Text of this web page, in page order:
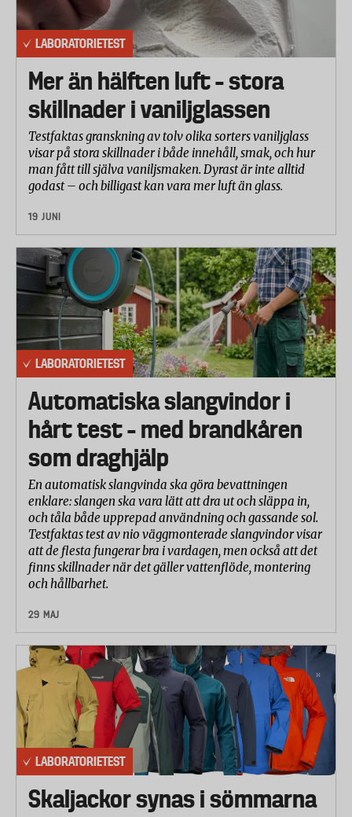
LABORATORIETEST
Mer än hälften luft – stora
skillnader i vaniljglassen
Testfaktas granskning av tolv olika sorters vaniljglass
visar på stora skillnader i både innehåll, smak, och hur
man fått till själva vaniljsmaken. Dyrast är inte alltid
godast – och billigast kan vara mer luft än glass.
19 JUNI
LABORATORIETEST
Automatiska slangvindor i
hårt test – med brandkåren
som draghjälp
En automatisk slangvinda ska göra bevattningen
enklare: slangen ska vara lätt att dra ut och släppa in,
och tåla både upprepad användning och gassande sol.
Testfaktas test av nio väggmonterade slangvindor visar
att de flesta fungerar bra i vardagen, men också att det
finns skillnader när det gäller vattenflöde, montering
och hållbarhet.
29 MAJ
LABORATORIETEST
Skaljackor synas i sömmarna